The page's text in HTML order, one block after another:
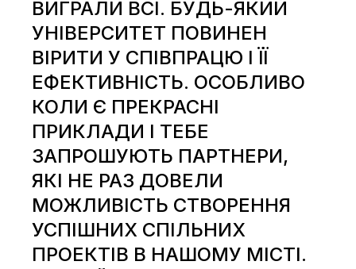
ВИГРАЛИ ВСІ. БУДЬ-ЯКИЙ
УНІВЕРСИТЕТ ПОВИНЕН
ВІРИТИ У СПІВПРАЦЮ І ЇЇ
ЕФЕКТИВНІСТЬ. ОСОБЛИВО
КОЛИ Є ПРЕКРАСНІ
ПРИКЛАДИ І ТЕБЕ
ЗАПРОШУЮТЬ ПАРТНЕРИ,
ЯКІ НЕ РАЗ ДОВЕЛИ
МОЖЛИВІСТЬ СТВОРЕННЯ
УСПІШНИХ СПІЛЬНИХ
ПРОЕКТІВ В НАШОМУ МІСТІ.